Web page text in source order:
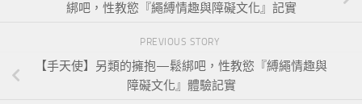
綁吧，性教慾『繩縛情趣與障礙文化』記實
PREVIOUS STORY
【手天使】另類的擁抱—鬆綁吧，性教慾『縛繩情趣與
障礙文化』體驗記實